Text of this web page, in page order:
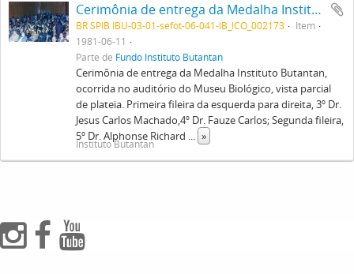
Cerimônia de entrega da Medalha Instituto Butantan, ocorrida no auditório do Museu Biológico, vista parcial de plateia. Primeira fileira da esquerda para direita, 3º Dr. Jesus Carlos Machado,4º Dr. Fauze Carlos; Segunda fileira, 5º Dr. Alphonse Richard Hoge ; terceira fileira, 6º Dr. Luiz Augusto Ribeiro do Valle
BR SPIB IBU-03-01-sefot-06-041-IB_ICO_002173
Item
1981-06-11
Parte de Fundo Instituto Butantan
Cerimônia de entrega da Medalha Instituto Butantan,
ocorrida no auditório do Museu Biológico, vista parcial
de plateia. Primeira fileira da esquerda para direita, 3º Dr.
Jesus Carlos Machado,4º Dr. Fauze Carlos; Segunda fileira,
5º Dr. Alphonse Richard ... »
Instituto Butantan